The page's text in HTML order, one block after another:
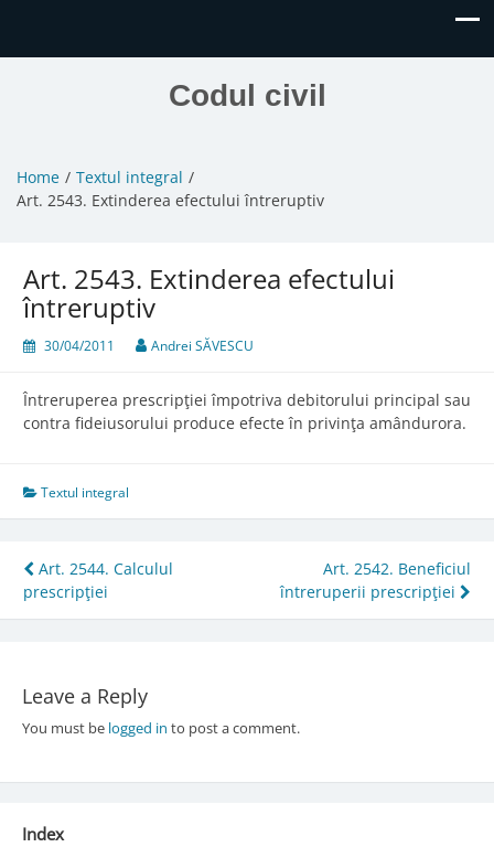
Codul civil
Home
Textul integral
Art. 2543. Extinderea efectului întreruptiv
Art. 2543. Extinderea efectului
întreruptiv
30/04/2011 Andrei SĂVESCU
Întreruperea prescripţiei împotriva debitorului principal sau
contra fideiusorului produce efecte în privinţa amândurora.
Textul integral
Post
navigation
Art. 2544. Calculul
prescripţiei
Art. 2542. Beneficiul
întreruperii prescripţiei
Leave a Reply
You must be logged in to post a comment.
Index